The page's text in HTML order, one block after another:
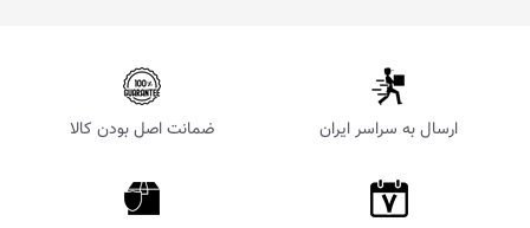
ارسال به سراسر ایران ضمانت اصل بودن کالا